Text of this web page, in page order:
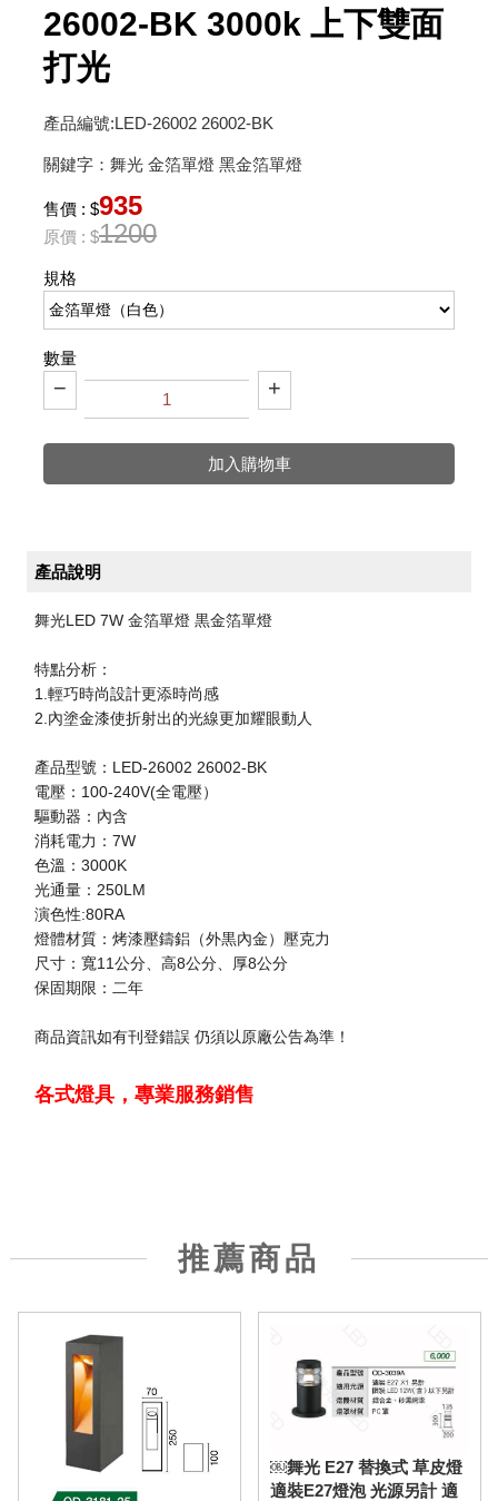
26002-BK 3000k 上下雙面
打光
產品編號:LED-26002 26002-BK
關鍵字：舞光 金箔單燈 黑金箔單燈
售價 : $935
原價 : $1200
規格
數量
− +
加入購物車
產品說明
舞光LED 7W 金箔單燈 黒金箔單燈
特點分析：
1.輕巧時尚設計更添時尚感
2.內塗金漆使折射出的光線更加耀眼動人
產品型號：LED-26002 26002-BK
電壓：100-240V(全電壓）
驅動器：內含
消耗電力：7W
色溫：3000K
光通量：250LM
演色性:80RA
燈體材質：烤漆壓鑄鋁（外黒內金）壓克力
尺寸：寬11公分、高8公分、厚8公分
保固期限：二年
商品資訊如有刊登錯誤 仍須以原廠公告為準！
各式燈具，專業服務銷售
推薦商品
￼舞光 E27 替換式 草皮燈
適裝E27燈泡 光源另計 適